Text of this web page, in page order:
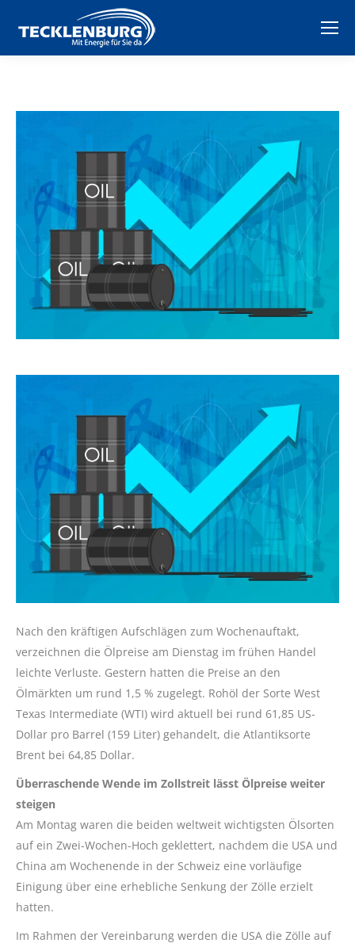
Nach den kräftigen Aufschlägen zum Wochenauftakt,
verzeichnen die Ölpreise am Dienstag im frühen Handel
leichte Verluste. Gestern hatten die Preise an den
Ölmärkten um rund 1,5 % zugelegt. Rohöl der Sorte West
Texas Intermediate (WTI) wird aktuell bei rund 61,85 US-
Dollar pro Barrel (159 Liter) gehandelt, die Atlantiksorte
Brent bei 64,85 Dollar.
Überraschende Wende im Zollstreit lässt Ölpreise weiter
steigen
Am Montag waren die beiden weltweit wichtigsten Ölsorten
auf ein Zwei-Wochen-Hoch geklettert, nachdem die USA und
China am Wochenende in der Schweiz eine vorläufige
Einigung über eine erhebliche Senkung der Zölle erzielt
hatten.
Im Rahmen der Vereinbarung werden die USA die Zölle auf